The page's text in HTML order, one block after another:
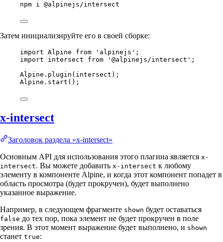
npm i @alpinejs/intersect
Затем инициализируйте его в своей сборке:
import Alpine from ' alpinejs ' ;
import
intersect from ' @alpinejs/intersect ' ;
Alpine . plugin ( intersect );
Alpine . start ();
x-intersect
Заголовок раздела «x-intersect»
Основным API для использования этого плагина является x-
intersect. Вы можете добавить x-intersect к любому
элементу в компоненте Alpine, и когда этот компонент попадет в
область просмотра (будет прокручен), будет выполнено
указанное выражение.
Например, в следующем фрагменте shown будет оставаться
false до тех пор, пока элемент не будет прокручен в поле
зрения. В этот момент выражение будет выполнено, и shown
станет true: